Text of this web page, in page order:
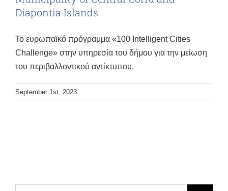
Diapontia Islands
Το ευρωπαϊκό πρόγραμμα «100 Intelligent Cities
Challenge» στην υπηρεσία του δήμου για την μείωση
του περιβαλλοντικού αντίκτυπου.
September 1st, 2023